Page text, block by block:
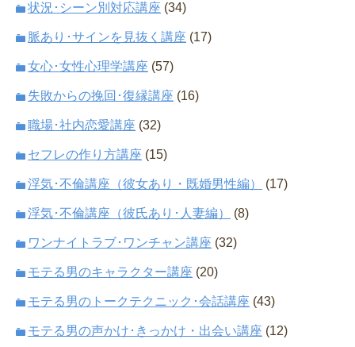
状況･シーン別対応講座 (34)
脈あり･サインを見抜く講座 (17)
女心･女性心理学講座 (57)
失敗からの挽回･復縁講座 (16)
職場･社内恋愛講座 (32)
セフレの作り方講座 (15)
浮気･不倫講座（彼女あり・既婚男性編） (17)
浮気･不倫講座（彼氏あり･人妻編） (8)
ワンナイトラブ･ワンチャン講座 (32)
モテる男のキャラクター講座 (20)
モテる男のトークテクニック･会話講座 (43)
モテる男の声かけ･きっかけ・出会い講座 (12)